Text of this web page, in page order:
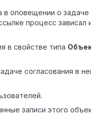
в оповещении о
процесс зависал
в свойстве типа
согласования в
записи этого